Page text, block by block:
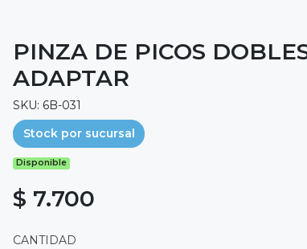
PINZA DE PICOS
ADAPTAR
SKU: 6B-031
Stock por sucursal
Disponible
$ 7.700
CANTIDAD